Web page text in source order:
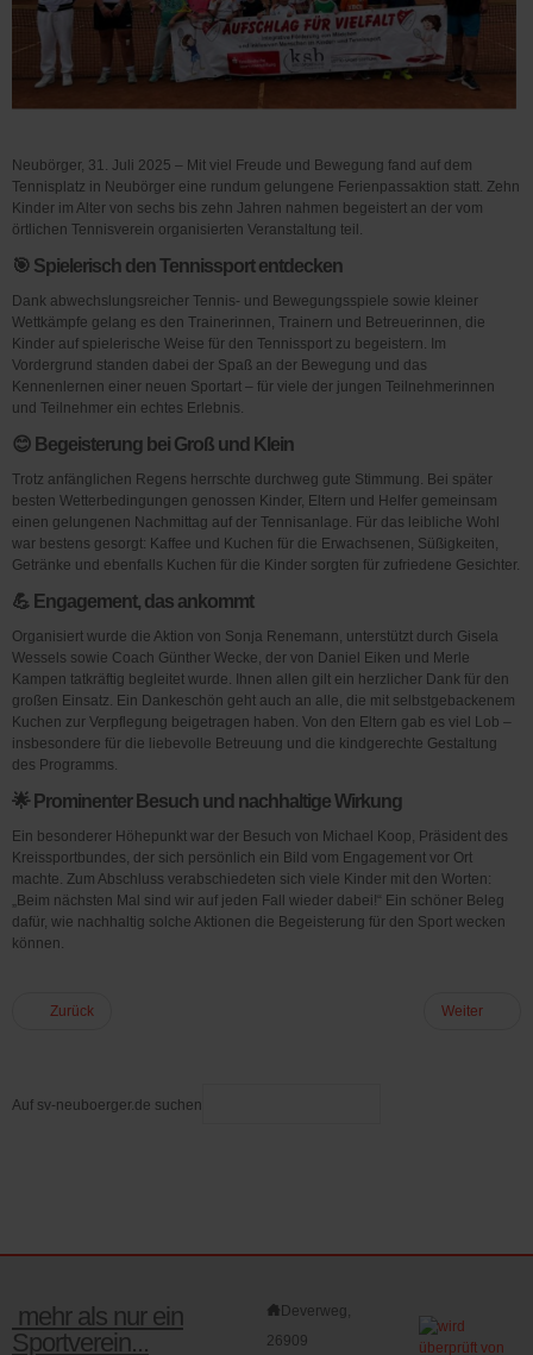
Neubörger, 31. Juli 2025 – Mit viel Freude und Bewegung fand auf dem
Tennisplatz in Neubörger eine rundum gelungene Ferienpassaktion statt. Zehn
Kinder im Alter von sechs bis zehn Jahren nahmen begeistert an der vom
örtlichen Tennisverein organisierten Veranstaltung teil.
🎯 Spielerisch den Tennissport entdecken
Dank abwechslungsreicher Tennis- und Bewegungsspiele sowie kleiner
Wettkämpfe gelang es den Trainerinnen, Trainern und Betreuerinnen, die
Kinder auf spielerische Weise für den Tennissport zu begeistern. Im
Vordergrund standen dabei der Spaß an der Bewegung und das
Kennenlernen einer neuen Sportart – für viele der jungen Teilnehmerinnen
und Teilnehmer ein echtes Erlebnis.
😊 Begeisterung bei Groß und Klein
Trotz anfänglichen Regens herrschte durchweg gute Stimmung. Bei später
besten Wetterbedingungen genossen Kinder, Eltern und Helfer gemeinsam
einen gelungenen Nachmittag auf der Tennisanlage. Für das leibliche Wohl
war bestens gesorgt: Kaffee und Kuchen für die Erwachsenen, Süßigkeiten,
Getränke und ebenfalls Kuchen für die Kinder sorgten für zufriedene Gesichter.
💪 Engagement, das ankommt
Organisiert wurde die Aktion von Sonja Renemann, unterstützt durch Gisela
Wessels sowie Coach Günther Wecke, der von Daniel Eiken und Merle
Kampen tatkräftig begleitet wurde. Ihnen allen gilt ein herzlicher Dank für den
großen Einsatz. Ein Dankeschön geht auch an alle, die mit selbstgebackenem
Kuchen zur Verpflegung beigetragen haben. Von den Eltern gab es viel Lob –
insbesondere für die liebevolle Betreuung und die kindgerechte Gestaltung
des Programms.
🌟 Prominenter Besuch und nachhaltige Wirkung
Ein besonderer Höhepunkt war der Besuch von Michael Koop, Präsident des
Kreissportbundes, der sich persönlich ein Bild vom Engagement vor Ort
machte. Zum Abschluss verabschiedeten sich viele Kinder mit den Worten:
„Beim nächsten Mal sind wir auf jeden Fall wieder dabei!“ Ein schöner Beleg
dafür, wie nachhaltig solche Aktionen die Begeisterung für den Sport wecken
können.
Zurück Weiter
Auf sv-neuboerger.de suchen
mehr als nur ein
Sportverein...
Deverweg,
26909